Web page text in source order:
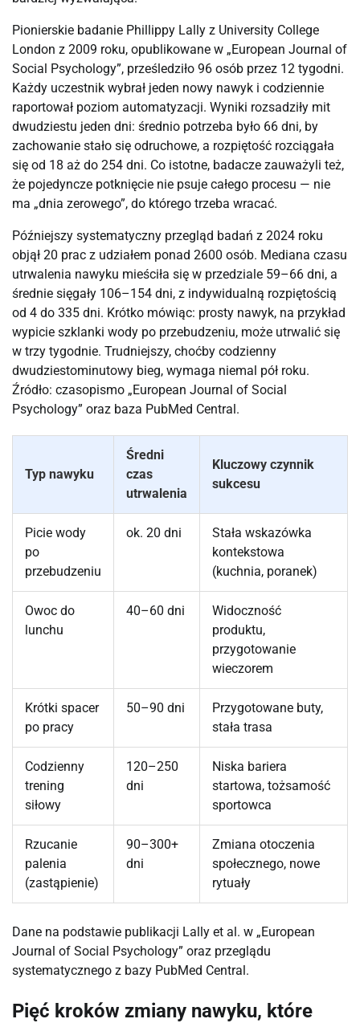
Pionierskie badanie Phillippy Lally z University College
London z 2009 roku, opublikowane w „European Journal of
Social Psychology”, prześledziło 96 osób przez 12 tygodni.
Każdy uczestnik wybrał jeden nowy nawyk i codziennie
raportował poziom automatyzacji. Wyniki rozsadziły mit
dwudziestu jeden dni: średnio potrzeba było 66 dni, by
zachowanie stało się odruchowe, a rozpiętość rozciągała
się od 18 aż do 254 dni. Co istotne, badacze zauważyli też,
że pojedyncze potknięcie nie psuje całego procesu — nie
ma „dnia zerowego”, do którego trzeba wracać.
Późniejszy systematyczny przegląd badań z 2024 roku
objął 20 prac z udziałem ponad 2600 osób. Mediana czasu
utrwalenia nawyku mieściła się w przedziale 59–66 dni, a
średnie sięgały 106–154 dni, z indywidualną rozpiętością
od 4 do 335 dni. Krótko mówiąc: prosty nawyk, na przykład
wypicie szklanki wody po przebudzeniu, może utrwalić się
w trzy tygodnie. Trudniejszy, choćby codzienny
dwudziestominutowy bieg, wymaga niemal pół roku.
Źródło: czasopismo „European Journal of Social
Psychology” oraz baza PubMed Central.
Typ nawyku
Średni
czas
utrwalenia
Kluczowy czynnik
sukcesu
Picie wody
po
przebudzeniu
ok. 20 dni
Stała wskazówka
kontekstowa
(kuchnia, poranek)
Owoc do
lunchu
40–60 dni
Widoczność
produktu,
przygotowanie
wieczorem
Krótki spacer
po pracy
50–90 dni
Przygotowane buty,
stała trasa
Codzienny
trening
siłowy
120–250
dni
Niska bariera
startowa, tożsamość
sportowca
Rzucanie
palenia
(zastąpienie)
90–300+
dni
Zmiana otoczenia
społecznego, nowe
rytuały
Dane na podstawie publikacji Lally et al. w „European
Journal of Social Psychology” oraz przeglądu
systematycznego z bazy PubMed Central.
Pięć kroków zmiany nawyku, które